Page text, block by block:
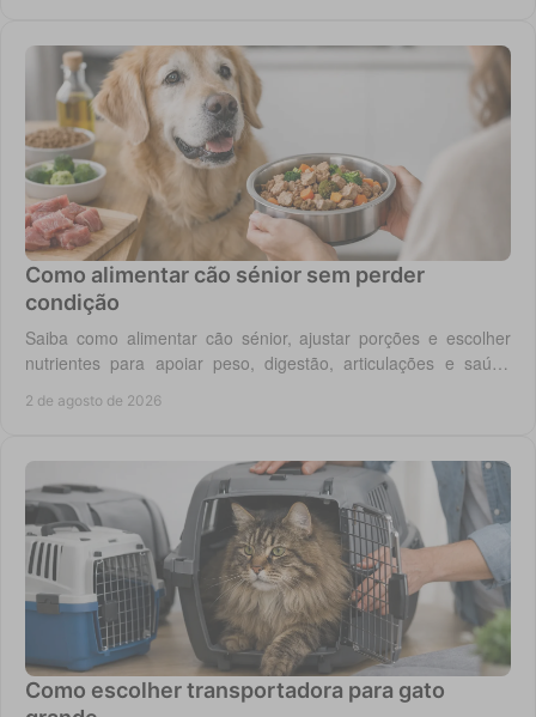
Como alimentar cão sénior sem perder
condição
Saiba como alimentar cão sénior, ajustar porções e escolher
nutrientes para apoiar peso, digestão, articulações e saúde
2 de agosto de 2026
Como escolher transportadora para gato